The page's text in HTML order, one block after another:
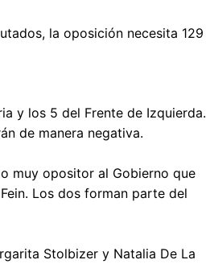
la oposición necesita 129
y los 5 del Frente de Izquierda.
de manera negativa.
muy opositor al Gobierno que
Los dos forman parte del
Stolbizer y Natalia De La